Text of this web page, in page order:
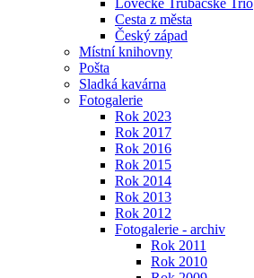
Lovecké Trubačské Trio
Cesta z města
Český západ
Místní knihovny
Pošta
Sladká kavárna
Fotogalerie
Rok 2023
Rok 2017
Rok 2016
Rok 2015
Rok 2014
Rok 2013
Rok 2012
Fotogalerie - archiv
Rok 2011
Rok 2010